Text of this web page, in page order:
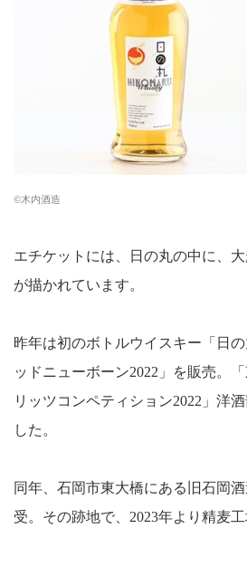
©︎木内酒造
エチケットには、日の丸の中に、
が描かれています。
昨年は初のボトルウイスキー「日
ッドニューボーン2022」を販売。
リッツコンペティション2022」洋
した。
同年、石岡市東大橋にある旧石岡
受。その跡地で、2023年より精麦工